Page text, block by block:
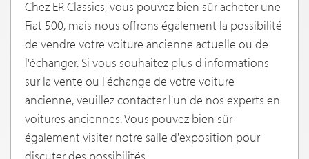
Chez ER Classics, vous pouvez bien sûr acheter une
Fiat 500, mais nous offrons également la possibilité
de vendre votre voiture ancienne actuelle ou de
l'échanger. Si vous souhaitez plus d'informations
sur la vente ou l'échange de votre voiture
ancienne, veuillez contacter l'un de nos experts en
voitures anciennes. Vous pouvez bien sûr
également visiter notre salle d'exposition pour